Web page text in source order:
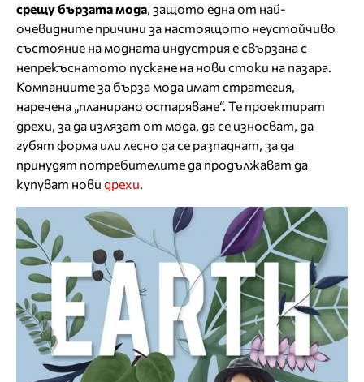
срещу бързата мода, защото една от най-
очевидните причини за настоящото неустойчиво
състояние на модната индустрия е свързана с
непрекъснатото пускане на нови стоки на пазара.
Компаниите за бърза мода имат стратегия,
наречена „планирано остаряване“. Те проектират
дрехи, за да излязат от мода, да се износват, да
губят форма или лесно да се разпаднат, за да
принудят потребителите да продължават да
купуват нови дрехи.